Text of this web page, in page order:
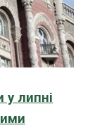
у липні